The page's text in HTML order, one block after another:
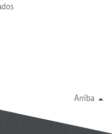
Arriba